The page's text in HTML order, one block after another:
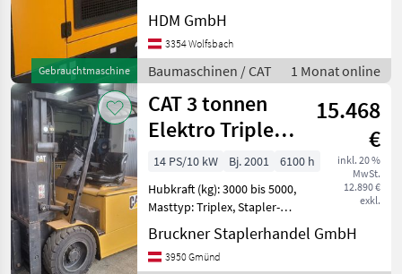
Gebrauchtmaschine
CAT DE110E2 ist ein
Notstromaggregat für
Baustellen, Industrie und
Veranstaltungen. Mit dem
wirt
HDM GmbH
3354 Wolfsbach
Baumaschinen / CAT 1 Monat online
CAT 3 tonnen
Elektro Triplex&
Seitenschieber,
Zi
15.468
€
inkl. 20 %
MwSt.
12.890 €
exkl.
14 PS/10 kW Bj. 2001
6100 h
Hubkraft (kg): 3000 bis 5000,
Masttyp: Triplex, Stapler-
Bauart:
Frontstapler/Gabelstapler,
Kabine, Klimaanlage,
Bruckner Staplerhandel GmbH
3950 Gmünd